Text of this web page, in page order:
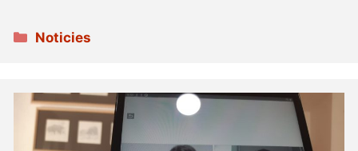
Categories
Noticies